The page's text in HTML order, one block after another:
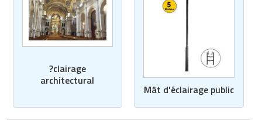
?clairage
architectural
Mât d'éclairage public